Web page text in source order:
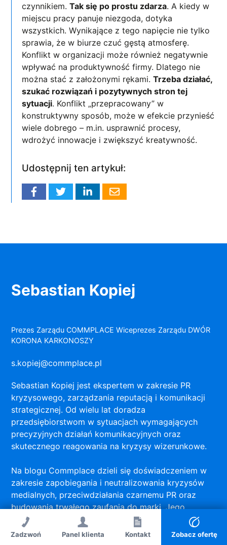
czynnikiem.Tak się po prostu zdarza. A kiedy w
miejscu pracy panuje niezgoda, dotyka
wszystkich. Wynikające z tego napięcie nie tylko
sprawia, że w biurze czuć gęstą atmosferę.
Konflikt w organizacji może również negatywnie
wpływać na produktywność firmy. Dlatego nie
można stać z założonymi rękami.Trzeba działać,
szukać rozwiązań i pozytywnych stron tej
sytuacji. Konflikt „przepracowany” w
konstruktywny sposób, może w efekcie przynieść
wiele dobrego – m.in. usprawnić procesy,
wdrożyć innowacje i zwiększyć kreatywność.
Udostępnij ten artykuł:
Sebastian Kopiej
Prezes Zarządu COMMPLACE Wiceprezes Zarządu DWÓR
KORONA KARKONOSZY
s.kopiej@commplace.pl
Sebastian Kopiej jest ekspertem w zakresie PR
kryzysowego, zarządzania reputacją i komunikacji
strategicznej. Od wielu lat doradza
przedsiębiorstwom w sytuacjach wymagających
precyzyjnych działań komunikacyjnych oraz
skutecznego reagowania na kryzysy wizerunkowe.
Na blogu Commplace dzieli się doświadczeniem w
zakresie zapobiegania i neutralizowania kryzysów
medialnych, przeciwdziałania czarnemu PR oraz
budowania trwałego zaufania do marki. Jego
publikacje stanowią połączenie praktycznej wiedzy
doradczej z analizą aktualnych trendów w obszarze
Zadzwoń Kontakt
Zadzwoń Panel klienta Kontakt Zobacz ofertę